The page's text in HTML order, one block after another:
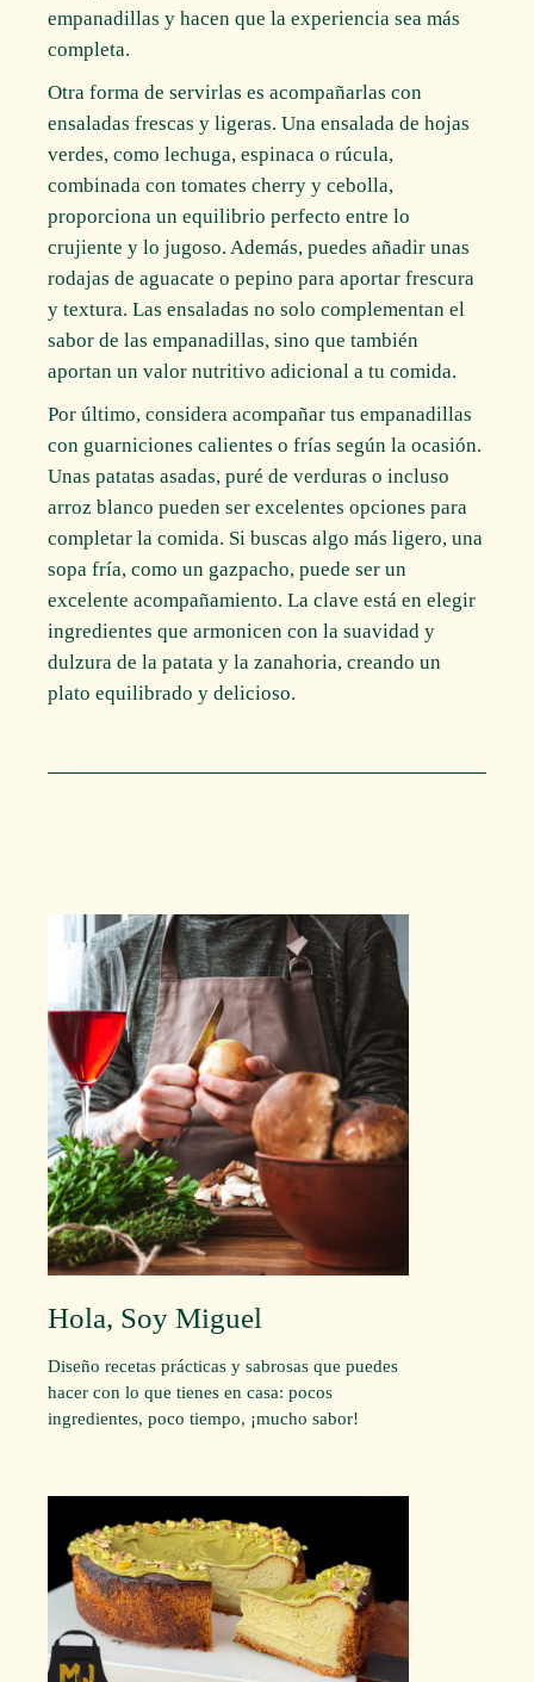
empanadillas y hacen que la experiencia sea más
completa.
Otra forma de servirlas es acompañarlas con
ensaladas frescas y ligeras. Una ensalada de hojas
verdes, como lechuga, espinaca o rúcula,
combinada con tomates cherry y cebolla,
proporciona un equilibrio perfecto entre lo
crujiente y lo jugoso. Además, puedes añadir unas
rodajas de aguacate o pepino para aportar frescura
y textura. Las ensaladas no solo complementan el
sabor de las empanadillas, sino que también
aportan un valor nutritivo adicional a tu comida.
Por último, considera acompañar tus empanadillas
con guarniciones calientes o frías según la ocasión.
Unas patatas asadas, puré de verduras o incluso
arroz blanco pueden ser excelentes opciones para
completar la comida. Si buscas algo más ligero, una
sopa fría, como un gazpacho, puede ser un
excelente acompañamiento. La clave está en elegir
ingredientes que armonicen con la suavidad y
dulzura de la patata y la zanahoria, creando un
plato equilibrado y delicioso.
Hola, Soy Miguel
Diseño recetas prácticas y sabrosas que puedes
hacer con lo que tienes en casa: pocos
ingredientes, poco tiempo, ¡mucho sabor!